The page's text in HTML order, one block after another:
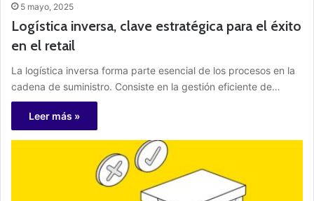
5 mayo, 2025
Logística inversa, clave estratégica para el éxito
en el retail
La logística inversa forma parte esencial de los procesos en la
cadena de suministro. Consiste en la gestión eficiente de…
Leer más »